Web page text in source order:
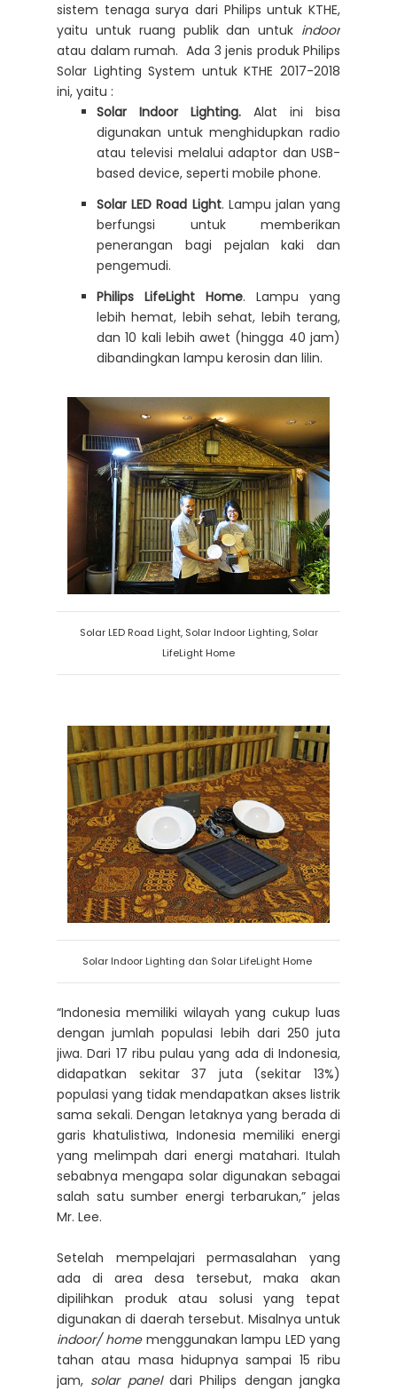
sistem tenaga surya dari Philips untuk KTHE,
yaitu untuk ruang publik dan untuk indoor
atau dalam rumah. Ada 3 jenis produk Philips
Solar Lighting System untuk KTHE 2017-2018
ini, yaitu :
Solar Indoor Lighting. Alat ini bisa
digunakan untuk menghidupkan radio
atau televisi melalui adaptor dan USB-
based device, seperti mobile phone.
Solar LED Road Light. Lampu jalan yang
berfungsi untuk memberikan
penerangan bagi pejalan kaki dan
pengemudi.
Philips LifeLight Home. Lampu yang
lebih hemat, lebih sehat, lebih terang,
dan 10 kali lebih awet (hingga 40 jam)
dibandingkan lampu kerosin dan lilin.
Solar LED Road Light, Solar Indoor Lighting, Solar
LifeLight Home
Solar Indoor Lighting dan Solar LifeLight Home
“Indonesia memiliki wilayah yang cukup luas
dengan jumlah populasi lebih dari 250 juta
jiwa. Dari 17 ribu pulau yang ada di Indonesia,
didapatkan sekitar 37 juta (sekitar 13%)
populasi yang tidak mendapatkan akses listrik
sama sekali. Dengan letaknya yang berada di
garis khatulistiwa, Indonesia memiliki energi
yang melimpah dari energi matahari. Itulah
sebabnya mengapa solar digunakan sebagai
salah satu sumber energi terbarukan,” jelas
Mr. Lee.
Setelah mempelajari permasalahan yang
ada di area desa tersebut, maka akan
dipilihkan produk atau solusi yang tepat
digunakan di daerah tersebut. Misalnya untuk
indoor/ homemenggunakan lampu LED yang
tahan atau masa hidupnya sampai 15 ribu
jam, solar paneldari Philips dengan jangka